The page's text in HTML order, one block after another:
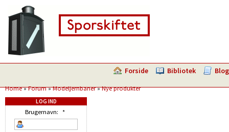
Forside Bibliotek Blog
Home»Forum»Modeljernbaner»Nye produkter
LOG IND
Brugernavn: *